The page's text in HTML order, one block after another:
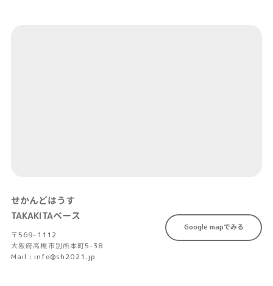
せかんどはうす
TAKAKITAベース
〒569-1112
大阪府高槻市別所本町5-38
Mail : info@sh2021.jp
Google mapでみる